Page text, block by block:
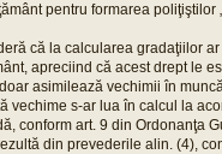
pentru formarea
că la calcularea gradaţiilor
apreciind că acest drept le
asimilează vechimii în
vechime s-ar lua în calcul la
conform art. 9 din Ordonanţa
din prevederile alin. (4),